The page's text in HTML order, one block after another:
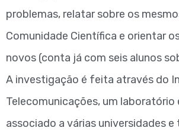
problemas, relatar sobre os
Comunidade Científica e orientar
novos (conta já com seis alunos
A investigação é feita através do
Telecomunicações, um
associado a várias universidades e